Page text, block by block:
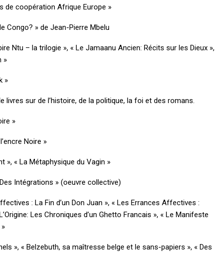
de coopération Afrique Europe »
Congo? » de Jean-Pierre Mbelu
Ntu – la trilogie », « Le Jamaanu Ancien: Récits sur les Dieux »,
»
»
livres sur de l’histoire, de la politique, la foi et des romans.
»
Noire »
», « La Métaphysique du Vagin »
Intégrations » (oeuvre collective)
: La Fin d’un Don Juan », « Les Errances Affectives :
Les Chroniques d’un Ghetto Francais », « Le Manifeste
», « Belzebuth, sa maîtresse belge et le sans-papiers », « Des